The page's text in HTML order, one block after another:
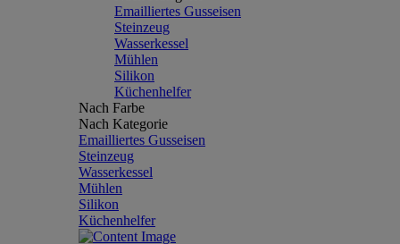
Emailliertes Gusseisen
Steinzeug
Wasserkessel
Mühlen
Silikon
Küchenhelfer
Nach Farbe
Nach Kategorie
Emailliertes Gusseisen
Steinzeug
Wasserkessel
Mühlen
Silikon
Küchenhelfer